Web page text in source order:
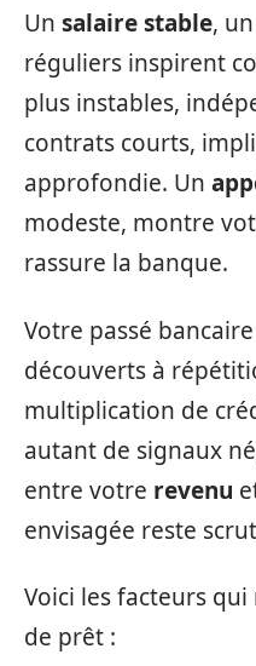
Un salaire stable,
réguliers inspirent
plus instables,
contrats courts,
approfondie. Un
modeste, montre
rassure la banque.
Votre passé
découverts à
multiplication de
autant de signaux
entre votre revenu
envisagée reste
Voici les facteurs
de prêt :